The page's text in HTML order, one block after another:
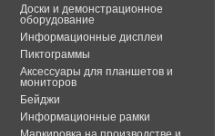
Доски и демонстрационное
оборудование
Информационные дисплеи
Пиктограммы
Аксессуары для планшетов и
мониторов
Бейджи
Информационные рамки